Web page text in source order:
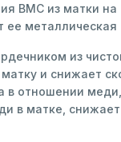
ВМС из матки
ее
из
и снижает
в отношении
матке, снижает